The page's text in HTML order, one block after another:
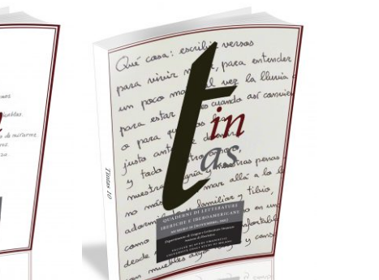
25,00€
Aggiungi al carrello